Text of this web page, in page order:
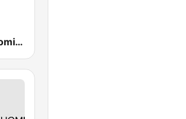
Yle Radio Suomi Helsinki